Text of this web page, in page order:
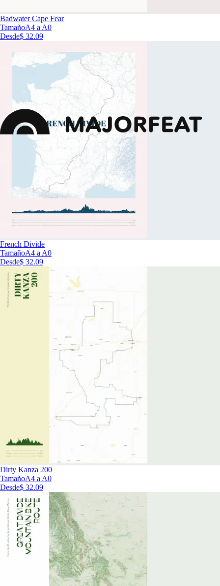
Badwater Cape Fear
TamañoA4 a A0
Desde$ 32.09
French Divide
TamañoA4 a A0
Desde$ 32.09
Dirty Kanza 200
TamañoA4 a A0
Desde$ 32.09